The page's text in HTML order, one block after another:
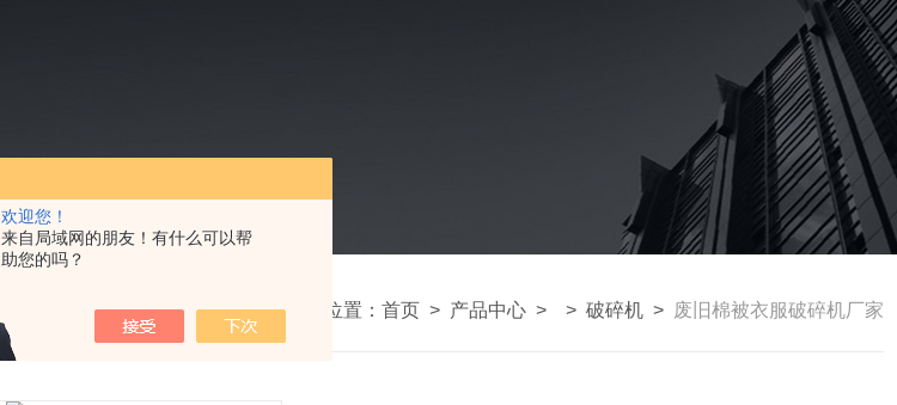
欢迎您！
来自局域网的朋友！有什么可以帮
助您的吗？
我的位置： 首页 > 产品中心 > > 破碎机 > 废旧棉被衣服破碎机厂家